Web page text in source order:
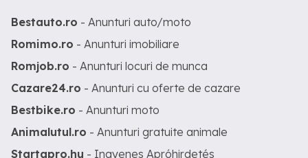
Bestauto.ro - Anunturi auto/moto
Romimo.ro - Anunturi imobiliare
Romjob.ro - Anunturi locuri de munca
Cazare24.ro - Anunturi cu oferte de cazare
Bestbike.ro - Anunturi moto
Animalutul.ro - Anunturi gratuite animale
Startapro.hu - Ingyenes Apróhirdetés